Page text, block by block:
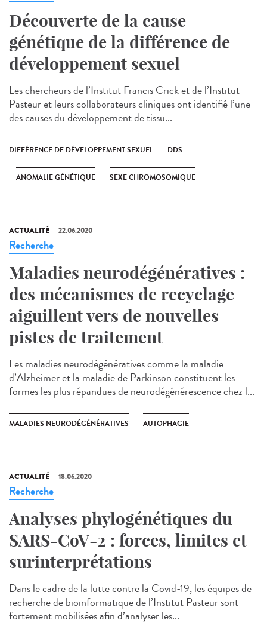
Découverte de la cause
génétique de la différence de
développement sexuel
Les chercheurs de l’Institut Francis Crick et de l’Institut
Pasteur et leurs collaborateurs cliniques ont identifié l’une
des causes du développement de tissu...
DIFFÉRENCE DE DÉVELOPPEMENT SEXUEL DDS
ANOMALIE GÉNÉTIQUE SEXE CHROMOSOMIQUE
ACTUALITÉ 22.06.2020
Recherche
Maladies neurodégénératives :
des mécanismes de recyclage
aiguillent vers de nouvelles
pistes de traitement
Les maladies neurodégénératives comme la maladie
d’Alzheimer et la maladie de Parkinson constituent les
formes les plus répandues de neurodégénérescence chez l...
MALADIES NEURODÉGÉNÉRATIVES AUTOPHAGIE
ACTUALITÉ 18.06.2020
Recherche
Analyses phylogénétiques du
SARS-CoV-2 : forces, limites et
surinterprétations
Dans le cadre de la lutte contre la Covid-19, les équipes de
recherche de bioinformatique de l’Institut Pasteur sont
fortement mobilisées afin d’analyser les...